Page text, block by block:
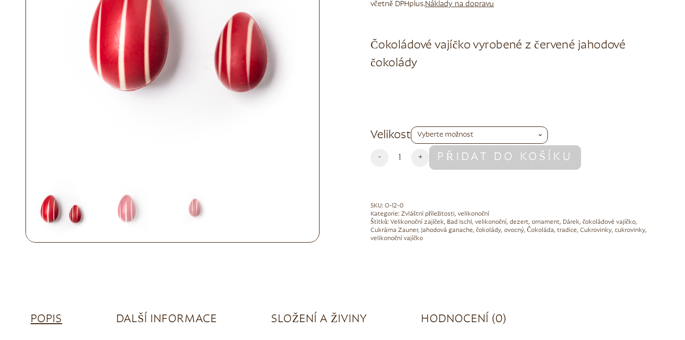
včetně DPHplus.Náklady na dopravu
Čokoládové vajíčko vyrobené z červené jahodové
čokolády
Velikost
- + PŘIDAT DO KOŠÍKU
Alternative:
SKU: O-12-0
Kategorie: Zvláštní příležitosti, velikonoční
Štítků: Velikonoční zajíček, Bad Ischl, velikonoční, dezert, ornament, Dárek, čokoládové vajíčko,
Cukrárna Zauner, Jahodová ganache, čokolády, ovocný, Čokoláda, tradice, Cukrovinky, cukrovinky,
velikonoční vajíčko
POPIS DALŠÍ INFORMACE SLOŽENÍ A ŽIVINY HODNOCENÍ (0)